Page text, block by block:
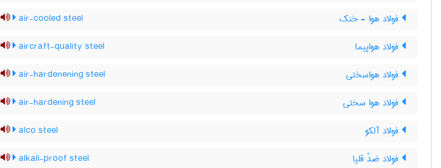
فولاد هوا - خنک air-cooled steel
فولاد هواپیما aircraft-quality steel
فولاد هواسختی air-hardenening steel
فولاد هوا سختی air-hardening steel
فولاد آلکو alco steel
فولاد ضدّ قلیا alkali-proof steel